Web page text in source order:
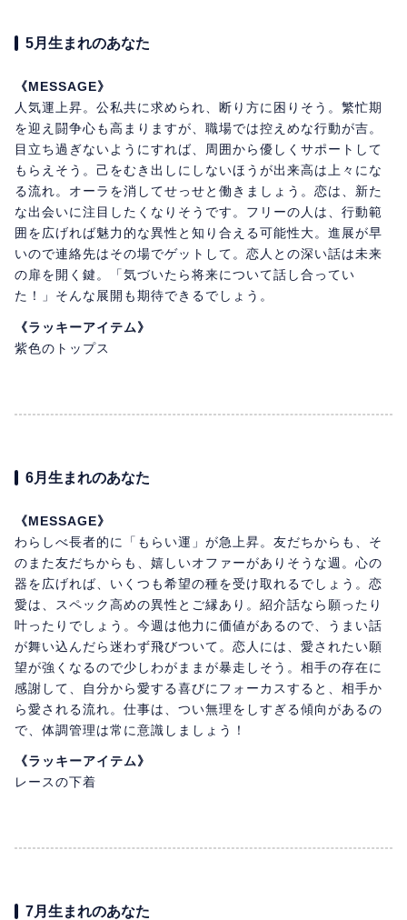
5月生まれのあなた
《MESSAGE》
人気運上昇。公私共に求められ、断り方に困りそう。繁忙期
を迎え闘争心も高まりますが、職場では控えめな行動が吉。
目立ち過ぎないようにすれば、周囲から優しくサポートして
もらえそう。己をむき出しにしないほうが出来高は上々にな
る流れ。オーラを消してせっせと働きましょう。恋は、新た
な出会いに注目したくなりそうです。フリーの人は、行動範
囲を広げれば魅力的な異性と知り合える可能性大。進展が早
いので連絡先はその場でゲットして。恋人との深い話は未来
の扉を開く鍵。「気づいたら将来について話し合ってい
た！」そんな展開も期待できるでしょう。
《ラッキーアイテム》
紫色のトップス
6月生まれのあなた
《MESSAGE》
わらしべ長者的に「もらい運」が急上昇。友だちからも、そ
のまた友だちからも、嬉しいオファーがありそうな週。心の
器を広げれば、いくつも希望の種を受け取れるでしょう。恋
愛は、スペック高めの異性とご縁あり。紹介話なら願ったり
叶ったりでしょう。今週は他力に価値があるので、うまい話
が舞い込んだら迷わず飛びついて。恋人には、愛されたい願
望が強くなるので少しわがままが暴走しそう。相手の存在に
感謝して、自分から愛する喜びにフォーカスすると、相手か
ら愛される流れ。仕事は、つい無理をしすぎる傾向があるの
で、体調管理は常に意識しましょう！
《ラッキーアイテム》
レースの下着
7月生まれのあなた